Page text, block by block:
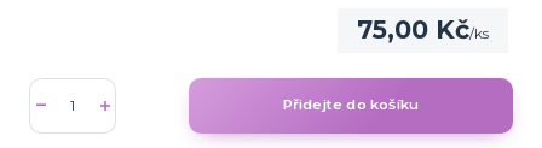
75,00 Kč/ks
Přidejte do košíku